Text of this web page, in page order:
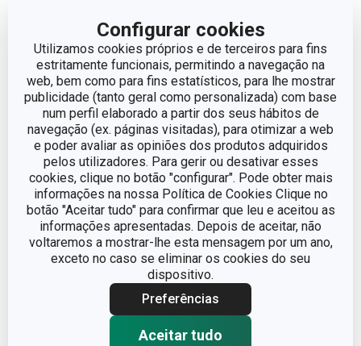
Configurar cookies
Utilizamos cookies próprios e de terceiros para fins
estritamente funcionais, permitindo a navegação na
web, bem como para fins estatísticos, para lhe mostrar
publicidade (tanto geral como personalizada) com base
num perfil elaborado a partir dos seus hábitos de
navegação (ex. páginas visitadas), para otimizar a web
e poder avaliar as opiniões dos produtos adquiridos
pelos utilizadores. Para gerir ou desativar esses
cookies, clique no botão "configurar". Pode obter mais
informações na nossa Política de Cookies Clique no
botão "Aceitar tudo" para confirmar que leu e aceitou as
informações apresentadas. Depois de aceitar, não
voltaremos a mostrar-lhe esta mensagem por um ano,
exceto no caso se eliminar os cookies do seu
dispositivo.
Preferências
Aceitar tudo
Portes grátis
Saco termico FRESHBOX,
com 3 caixas 0.8 l,
Disponível na loja online
Portes grátis
Saco térmico FRESHBOX,
com 3 caixas, antracite
€ 45,90
Disponível na loja online